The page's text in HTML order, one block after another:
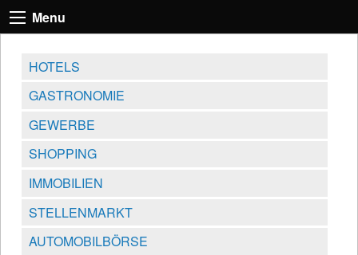
Menu
HOTELS
GASTRONOMIE
GEWERBE
SHOPPING
IMMOBILIEN
STELLENMARKT
AUTOMOBILBÖRSE